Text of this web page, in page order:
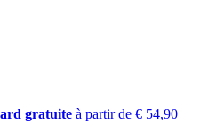
gratuite à partir de € 54,90